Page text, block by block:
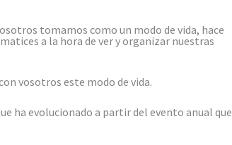
tomamos como un modo de vida, hace
a la hora de ver y organizar nuestras
vosotros este modo de vida.
ha evolucionado a partir del evento anual que